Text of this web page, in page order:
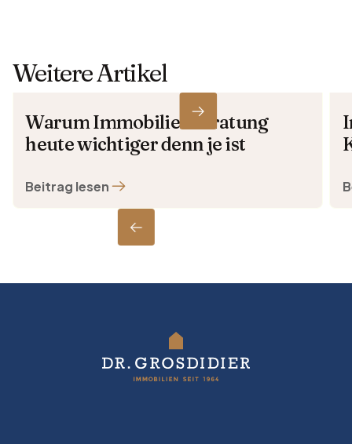
Weitere Artikel
Warum Immobilienberatung
heute wichtiger denn je ist
Beitrag lesen